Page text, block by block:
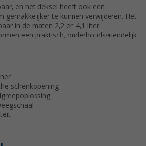
en het deksel heeft ook een
gemakkelijker te kunnen verwijderen. Het
in de maten 2,2 en 4,1 liter.
een praktisch, onderhoudsvriendelijk
schenkopening